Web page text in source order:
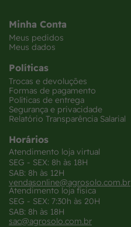
Minha Conta
Meus pedidos
Meus dados
Políticas
Trocas e devoluções
Formas de pagamento
Políticas de entrega
Segurança e privacidade
Relatório Transparência Salarial
Horários
Atendimento loja virtual
SEG - SEX: 8h às 18H
SAB: 8h às 12H
vendasonline@agrosolo.com.br
Atendimento loja física
SEG - SEX: 7:30h às 20H
SAB: 8h às 18H
sac@agrosolo.com.br